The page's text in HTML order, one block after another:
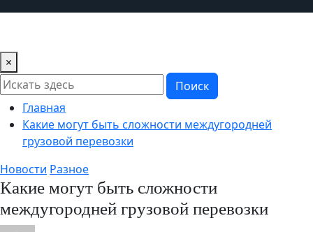
×
Поиск
Главная
Какие могут быть сложности междугородней
грузовой перевозки
Новости Разное
Какие могут быть сложности
междугородней грузовой перевозки